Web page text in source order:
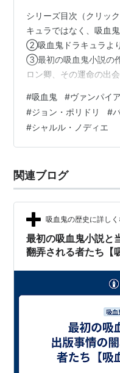
シリーズ目次（クリッ
キュラではなく、吸血
②吸血鬼ドラキュラよ
③最初の吸血鬼小説の
ロン卿、その運命の出
い怪物』が生まれた歴
談義」 ⑥最初の吸血鬼
に翻弄される者たち ⑦
フランスの吸血鬼のク
で大流行するポリドリ
#吸血鬼 #ヴァンパイア
#ジョン・ポリドリ #
#シャルル・ノディエ
関連ブログ
吸血鬼の歴史に詳し
最初の吸血鬼小説と
翻弄される者たち【